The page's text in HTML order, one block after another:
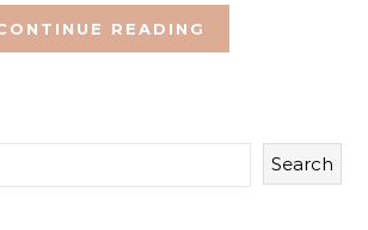
READING
Search